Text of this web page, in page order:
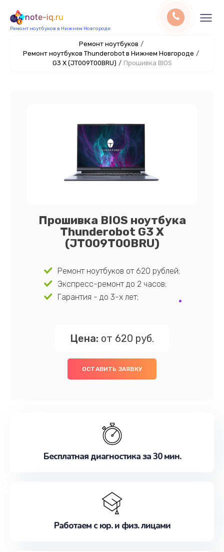
note-iq.ru
Ремонт ноутбуков в Нижнем Новгороде
Ремонт ноутбуков /
Ремонт ноутбуков Thunderobot в Нижнем Новгороде /
G3 X (JT009T00BRU) / Прошивка BIOS
Прошивка BIOS ноутбука
Thunderobot G3 X
(JT009T00BRU)
Ремонт ноутбуков от 620 рублей;
Экспресс-ремонт до 2 часов;
Гарантия - до 3-х лет;
Цена: от 620 руб.
ОСТАВИТЬ ЗАЯВКУ
Бесплатная диагностика за 30 мин.
Работаем с юр. и физ. лицами